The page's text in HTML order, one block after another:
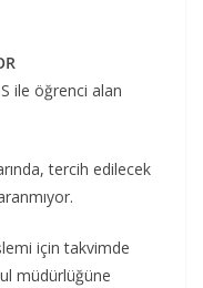
ile öğrenci alan
tercih edilecek
için takvimde
müdürlüğüne